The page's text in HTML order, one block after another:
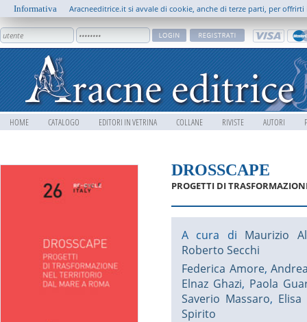
HOME CATALOGO EDITORI IN VETRINA COLLANE RIVISTE AUTORI
DROSSCAPE
PROGETTI DI
A cura di Maurizio
Roberto Secchi
Federica Amore,
Elnaz Ghazi, Paola
Saverio Massaro,
Spirito
Informativa Aracneeditrice.it si avvale di cookie, anche di terze parti, per